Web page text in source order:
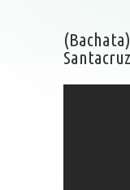
Santacruz